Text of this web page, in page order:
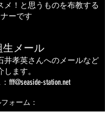
メ！と思うものを布教する
ーです
メール
孝英さんへのメールなど
します。
fff@seaside-station.net
ォーム：